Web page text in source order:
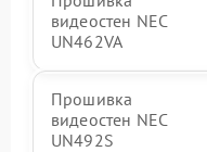
видеостен NEC
UN462VA
Прошивка
видеостен NEC
UN492S